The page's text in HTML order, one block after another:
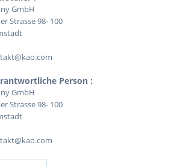
GmbH
Strasse 98- 100
Person :
GmbH
Strasse 98- 100